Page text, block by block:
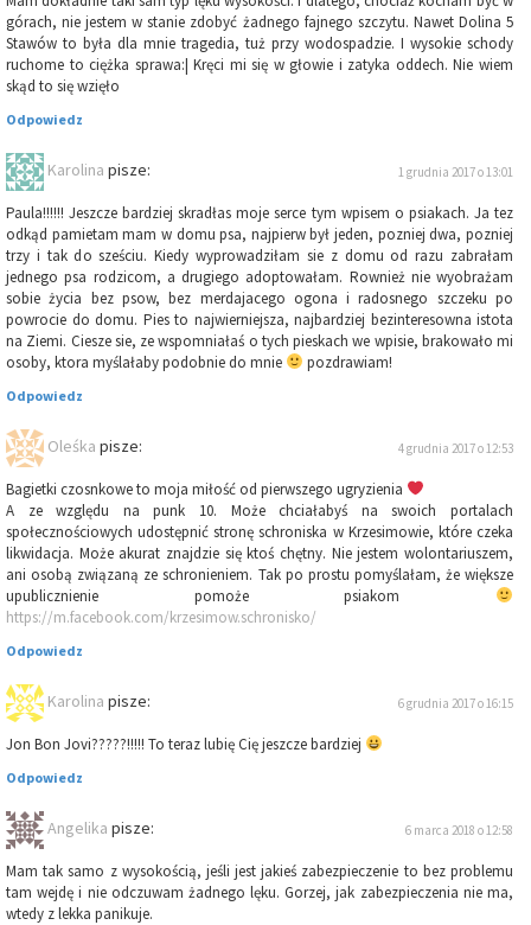
górach, nie jestem w stanie zdobyć żadnego fajnego szczytu. Nawet Dolina 5
Stawów to była dla mnie tragedia, tuż przy wodospadzie. I wysokie schody
ruchome to ciężka sprawa:| Kręci mi się w głowie i zatyka oddech. Nie wiem
skąd to się wzięło
Odpowiedz
Karolina pisze: 1 grudnia 2017 o 13:01
Paula!!!!!! Jeszcze bardziej skradłas moje serce tym wpisem o psiakach. Ja tez
odkąd pamietam mam w domu psa, najpierw był jeden, pozniej dwa, pozniej
trzy i tak do sześciu. Kiedy wyprowadziłam sie z domu od razu zabrałam
jednego psa rodzicom, a drugiego adoptowałam. Rownież nie wyobrażam
sobie życia bez psow, bez merdajacego ogona i radosnego szczeku po
powrocie do domu. Pies to najwierniejsza, najbardziej bezinteresowna istota
na Ziemi. Ciesze sie, ze wspomniałaś o tych pieskach we wpisie, brakowało mi
osoby, ktora myślałaby podobnie do mnie
pozdrawiam!
Odpowiedz
Oleśka pisze: 4 grudnia 2017 o 12:53
Bagietki czosnkowe to moja miłość od pierwszego ugryzienia
A ze względu na punk 10. Może chciałabyś na swoich portalach
społecznościowych udostępnić stronę schroniska w Krzesimowie, które czeka
likwidacja. Może akurat znajdzie się ktoś chętny. Nie jestem wolontariuszem,
ani osobą związaną ze schronieniem. Tak po prostu pomyślałam, że większe
upublicznienie pomoże psiakom
https://m.facebook.com/krzesimow.schronisko/
Odpowiedz
Karolina pisze: 6 grudnia 2017 o 16:15
Jon Bon Jovi?????!!!!! To teraz lubię Cię jeszcze bardziej
Odpowiedz
Angelika pisze: 6 marca 2018 o 12:58
Mam tak samo z wysokością, jeśli jest jakieś zabezpieczenie to bez problemu
tam wejdę i nie odczuwam żadnego lęku. Gorzej, jak zabezpieczenia nie ma,
wtedy z lekka panikuje.